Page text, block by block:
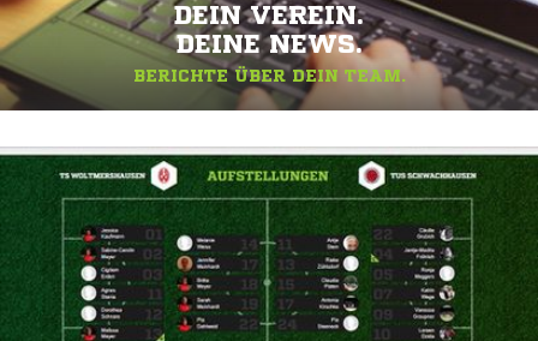
DEIN VEREIN.
DEINE NEWS.
BERICHTE ÜBER DEIN TEAM.